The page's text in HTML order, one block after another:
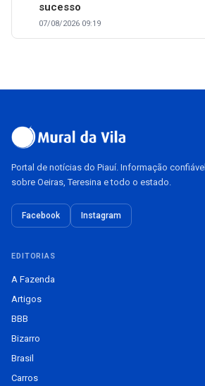
sucesso
07/08/2026 09:19
Portal de notícias do Piauí. Informação confiável
sobre Oeiras, Teresina e todo o estado.
Facebook Instagram
EDITORIAS
A Fazenda
Artigos
BBB
Bizarro
Brasil
Carros